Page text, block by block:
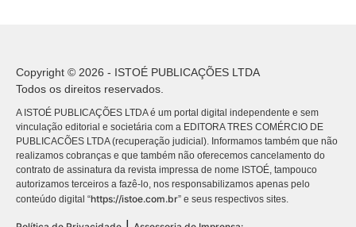
Copyright © 2026 - ISTOÉ PUBLICAÇÕES LTDA
Todos os direitos reservados.
A ISTOÉ PUBLICAÇÕES LTDA é um portal digital independente e sem
vinculação editorial e societária com a EDITORA TRES COMÉRCIO DE
PUBLICACÕES LTDA (recuperação judicial). Informamos também que não
realizamos cobranças e que também não oferecemos cancelamento do
contrato de assinatura da revista impressa de nome ISTOÉ, tampouco
autorizamos terceiros a fazê-lo, nos responsabilizamos apenas pelo
conteúdo digital “https://istoe.com.br” e seus respectivos sites.